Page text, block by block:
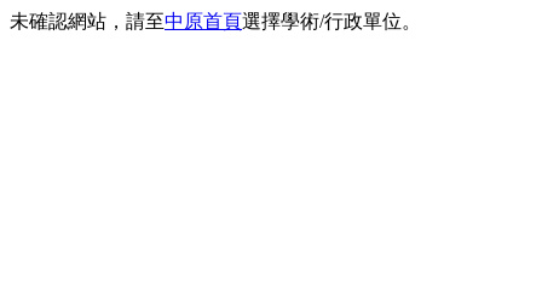
未確認網站，請至中原首頁選擇學術/行政單位。